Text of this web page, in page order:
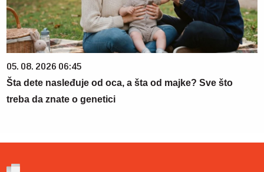
05. 08. 2026 06:45
Šta dete nasleđuje od oca, a šta od majke? Sve što
treba da znate o genetici